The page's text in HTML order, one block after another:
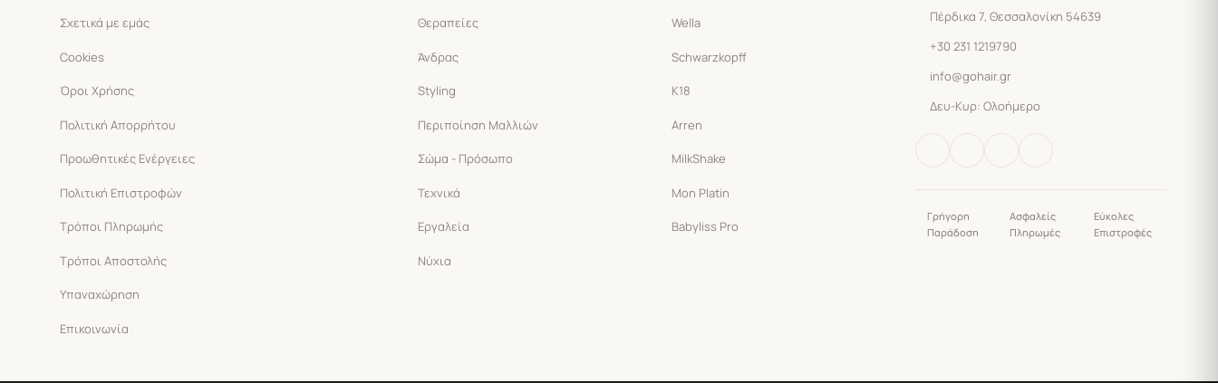
Σχετικά με εμάς
Cookies
Όροι Χρήσης
Πολιτική Απορρήτου
Προωθητικές Ενέργειες
Πολιτική Επιστροφών
Τρόποι Πληρωμής
Τρόποι Αποστολής
Υπαναχώρηση
Επικοινωνία
Θεραπείες
Άνδρας
Styling
Περιποίηση Μαλλιών
Σώμα - Πρόσωπο
Τεχνικά
Εργαλεία
Νύχια
Wella
Schwarzkopff
K18
Arren
MilkShake
Mon Platin
Babyliss Pro
Πέρδικα 7, Θεσσαλονίκη 54639
+30 231 1219790
info@gohair.gr
Δευ-Κυρ: Ολοήμερο
Γρήγορη
Παράδοση
Ασφαλείς
Πληρωμές
Εύκολες
Επιστροφές